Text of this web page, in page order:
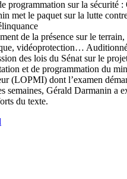
de la présence sur le
vidéoprotection…
des lois du Sénat sur le
et de programmation du
(LOPMI) dont l’examen
semaines, Gérald Darmanin a
du texte.